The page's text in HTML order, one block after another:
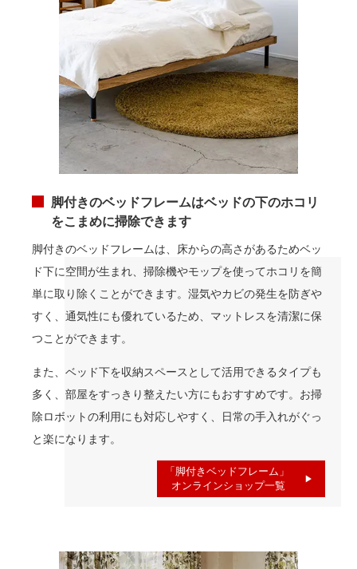
脚付きのベッドフレームはベッドの下のホコリ
をこまめに掃除できます
脚付きのベッドフレームは、床からの高さがあるためベッ
ド下に空間が生まれ、掃除機やモップを使ってホコリを簡
単に取り除くことができます。湿気やカビの発生を防ぎや
すく、通気性にも優れているため、マットレスを清潔に保
つことができます。
また、ベッド下を収納スペースとして活用できるタイプも
多く、部屋をすっきり整えたい方にもおすすめです。お掃
除ロボットの利用にも対応しやすく、日常の手入れがぐっ
と楽になります。
「脚付きベッドフレーム」
オンラインショップ一覧